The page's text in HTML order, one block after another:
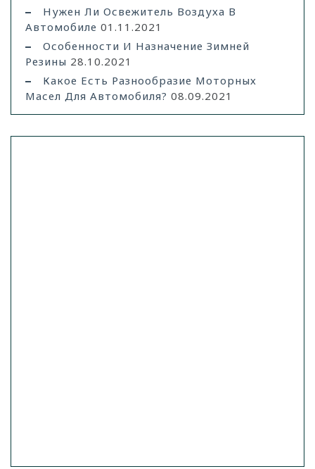
Нужен Ли Освежитель Воздуха В
Автомобиле 01.11.2021
Особенности И Назначение Зимней
Резины 28.10.2021
Какое Есть Разнообразие Моторных
Масел Для Автомобиля? 08.09.2021